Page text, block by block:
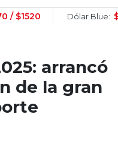
Dólar Blue: $1510 /
arrancó
de la gran